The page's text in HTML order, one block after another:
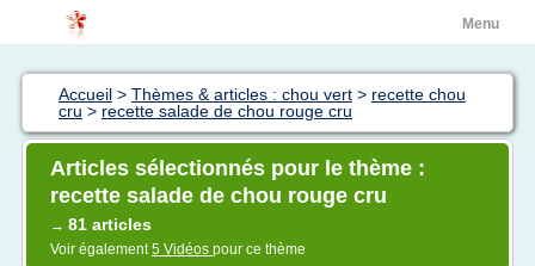
Menu
Accueil > Thèmes & articles : chou vert > recette chou
cru > recette salade de chou rouge cru
Articles sélectionnés pour le thème :
recette salade de chou rouge cru
→ 81 articles
Voir également5 Vidéos pour ce thème